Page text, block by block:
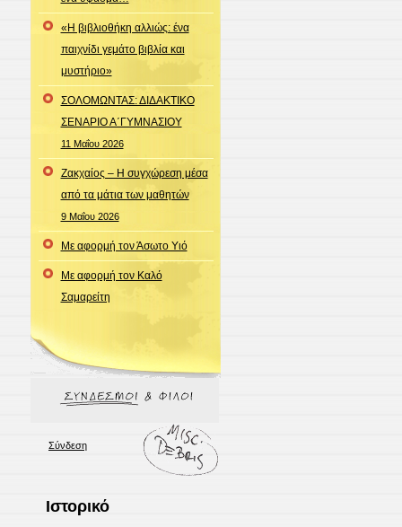
«Η βιβλιοθήκη αλλιώς: ένα
παιχνίδι γεμάτο βιβλία και
μυστήριο»
ΣΟΛΟΜΩΝΤΑΣ: ΔΙΔΑΚΤΙΚΟ
ΣΕΝΑΡΙΟ Α΄ΓΥΜΝΑΣΙΟΥ
11 Μαΐου 2026
Ζακχαίος – Η συγχώρεση μέσα
από τα μάτια των μαθητών
9 Μαΐου 2026
Με αφορμή τον Άσωτο Υιό
Με αφορμή τον Καλό
Σαμαρείτη
Σύνδεση
Ιστορικό